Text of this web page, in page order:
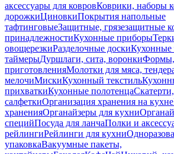
аксессуары для ковровКоврики, наборы
дорожкиЦиновкиПокрытия напольные
тафтинговыеЗащитные, грязезащитные
принадлежностиКухонные приборы
овощерезкиРазделочные доскиКухонные
таймерыДуршлаги, сита, воронкиФормы,
приготовленияМолотки для мяса,
мелочиМискиКухонный текстиль
прихваткиКухонные полотенца
салфеткиОрганизация хранения на кухне
храненияОрганайзеры для кухни
специйПосуда для ланчаПолки и
рейлингиРейлинги для кухни
упаковкаВакуумные пакеты,